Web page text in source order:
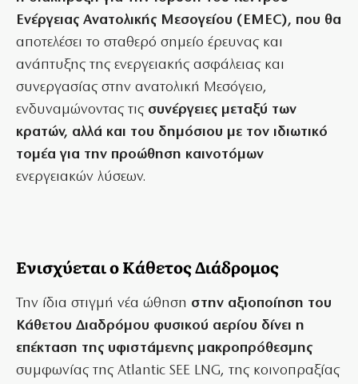
Ενέργειας Ανατολικής Μεσογείου (EMEC), που θα
αποτελέσει το σταθερό σημείο έρευνας και
ανάπτυξης της ενεργειακής ασφάλειας και
συνεργασίας στην ανατολική Μεσόγειο,
ενδυναμώνοντας τις συνέργειες μεταξύ των
κρατών, αλλά και του δημόσιου με τον ιδιωτικό
τομέα για την προώθηση καινοτόμων
ενεργειακών λύσεων.
Ενισχύεται ο Κάθετος Διάδρομος
Την ίδια στιγμή νέα ώθηση στην αξιοποίηση του
Κάθετου Διαδρόμου φυσικού αερίου δίνει η
επέκταση της υφιστάμενης μακροπρόθεσμης
συμφωνίας της Atlantic SEE LNG, της κοινοπραξίας